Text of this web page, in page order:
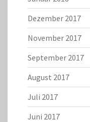
Dezember 2017
November 2017
September 2017
August 2017
Juli 2017
Juni 2017